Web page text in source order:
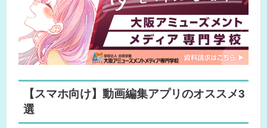
【スマホ向け】動画編集アプリのオススメ3
選